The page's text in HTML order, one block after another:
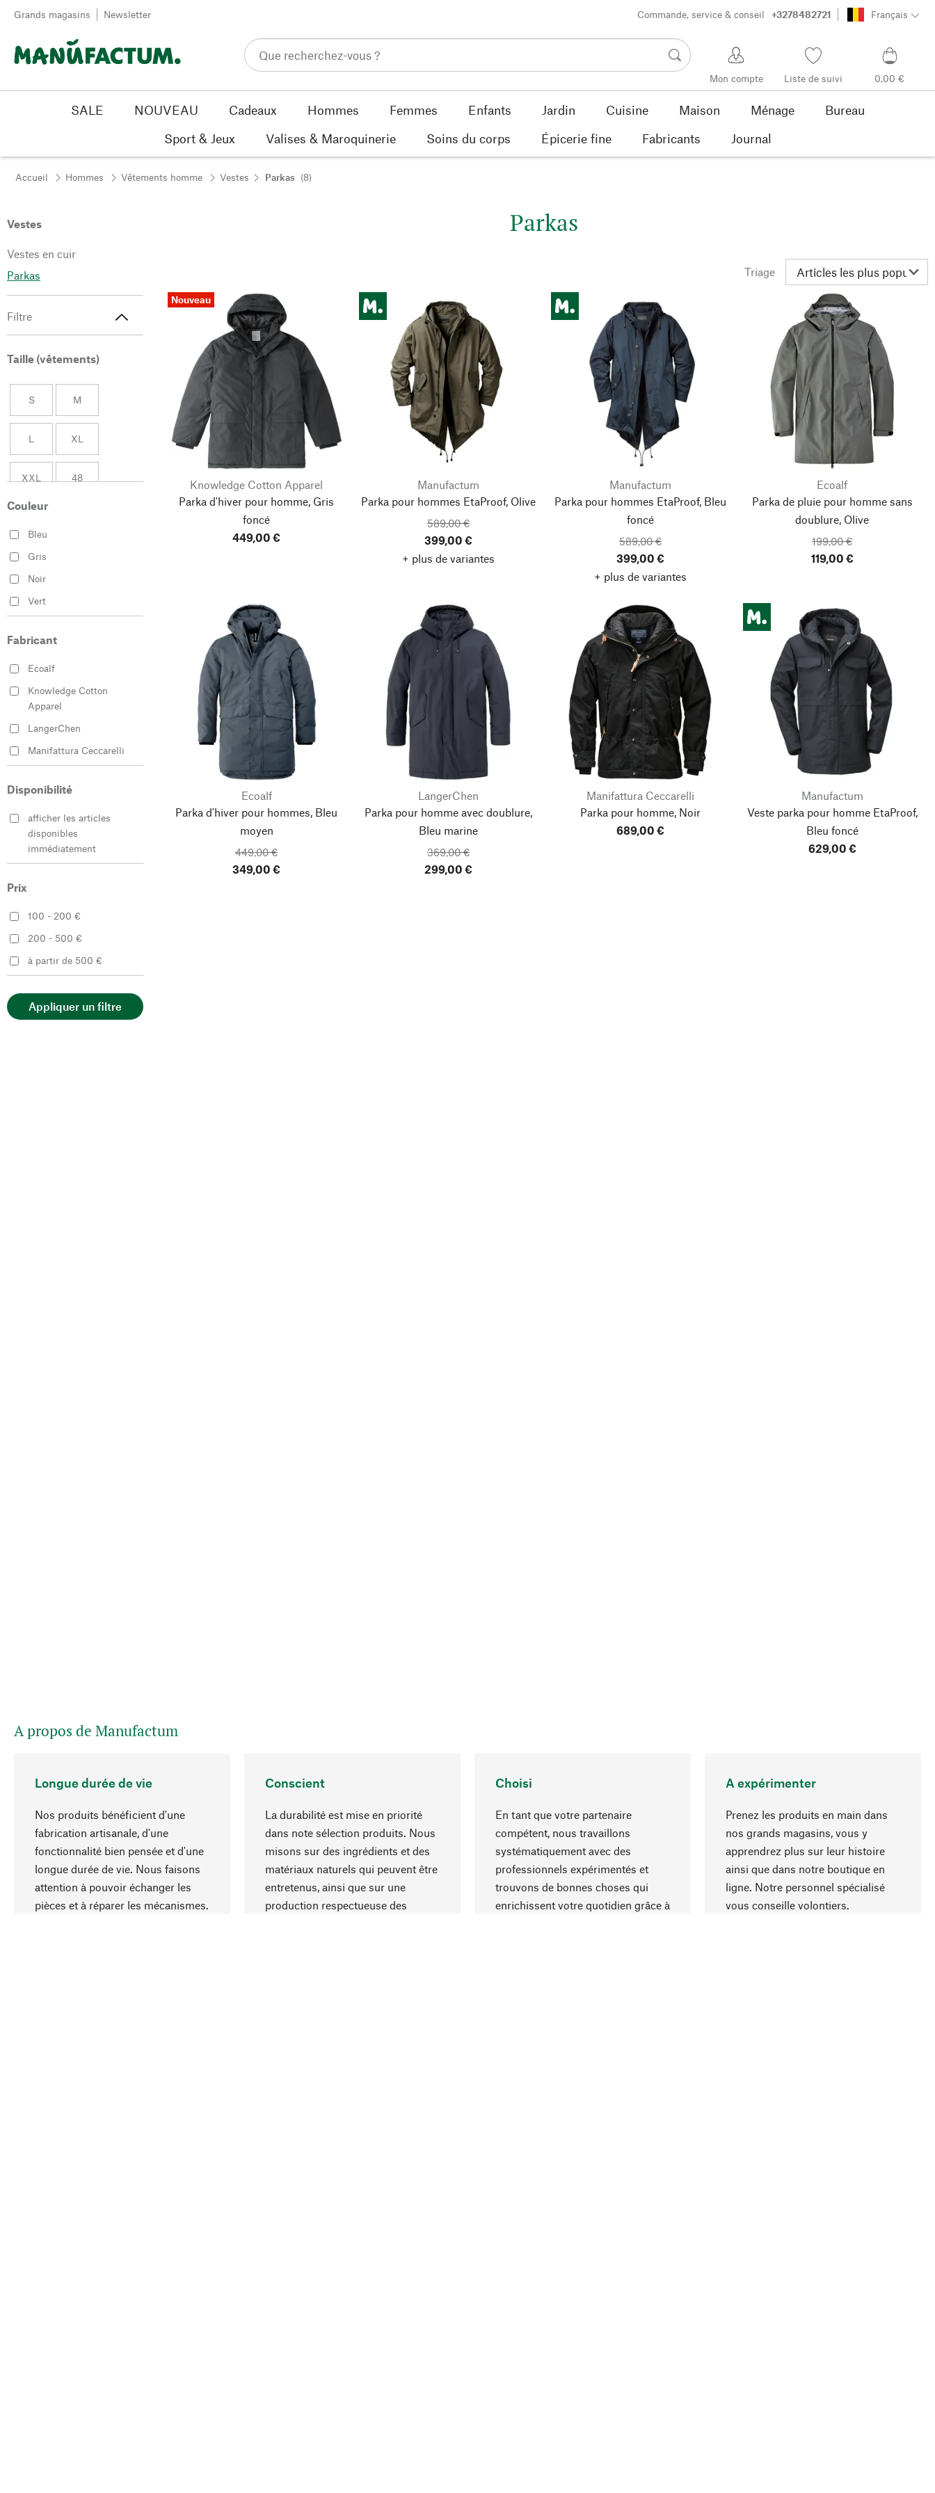
Passer au contenu
Grands magasins Newsletter Commande, service & conseil +3278482721 Français
Mon compte Liste de suivi 0,00 €
SALE NOUVEAU Cadeaux Hommes Femmes Enfants Jardin Cuisine Maison Ménage
Bureau
Sport & Jeux
Valises & Maroquinerie Soins du corps Épicerie fine Fabricants Journal
Accueil Hommes Vêtements homme Vestes Parkas (8)
Vestes
Vestes en cuir
Parkas
Filtre
Taille (vêtements)
S M
L XL
XXL 48
54
Couleur
Bleu
Gris
Noir
Vert
Fabricant
Ecoalf
Knowledge Cotton
Apparel
LangerChen
Manifattura Ceccarelli
Disponibilité
afficher les articles
disponibles
immédiatement
Prix
100 - 200 €
200 - 500 €
à partir de 500 €
Appliquer un filtre
Parkas
Triage
Nouveau
Knowledge Cotton Apparel
Parka d'hiver pour homme, Gris
foncé
449,00 €
Manufactum
Parka pour hommes EtaProof, Olive
589,00 €
399,00 €
+ plus de variantes
Manufactum
Parka pour hommes EtaProof, Bleu
foncé
589,00 €
399,00 €
+ plus de variantes
Ecoalf
Parka de pluie pour homme sans
doublure, Olive
199,00 €
119,00 €
Ecoalf
Parka d'hiver pour hommes, Bleu
moyen
449,00 €
349,00 €
LangerChen
Parka pour homme avec doublure,
Bleu marine
369,00 €
299,00 €
Manifattura Ceccarelli
Parka pour homme, Noir
689,00 €
Manufactum
Veste parka pour homme EtaProof,
Bleu foncé
629,00 €
A propos de Manufactum
Longue durée de vie
Nos produits bénéficient d'une
fabrication artisanale, d'une
fonctionnalité bien pensée et d'une
longue durée de vie. Nous faisons
attention à pouvoir échanger les
pièces et à réparer les mécanismes.
Conscient
La durabilité est mise en priorité
dans note sélection produits. Nous
misons sur des ingrédients et des
matériaux naturels qui peuvent être
entretenus, ainsi que sur une
production respectueuse des
Choisi
En tant que votre partenaire
compétent, nous travaillons
systématiquement avec des
professionnels expérimentés et
trouvons de bonnes choses qui
enrichissent votre quotidien grâce à
A expérimenter
Prenez les produits en main dans
nos grands magasins, vous y
apprendrez plus sur leur histoire
ainsi que dans notre boutique en
ligne. Notre personnel spécialisé
vous conseille volontiers.